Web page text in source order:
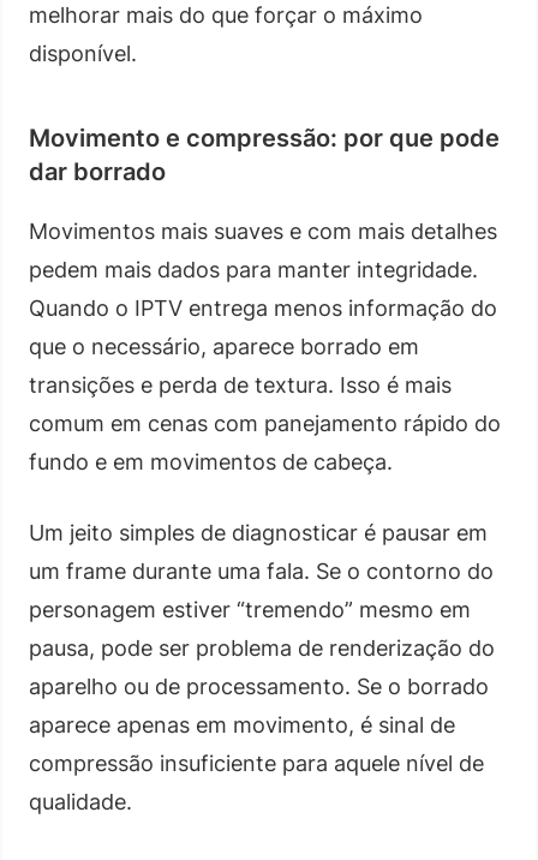
melhorar mais do que forçar o máximo
disponível.
Movimento e compressão: por que pode
dar borrado
Movimentos mais suaves e com mais detalhes
pedem mais dados para manter integridade.
Quando o IPTV entrega menos informação do
que o necessário, aparece borrado em
transições e perda de textura. Isso é mais
comum em cenas com panejamento rápido do
fundo e em movimentos de cabeça.
Um jeito simples de diagnosticar é pausar em
um frame durante uma fala. Se o contorno do
personagem estiver “tremendo” mesmo em
pausa, pode ser problema de renderização do
aparelho ou de processamento. Se o borrado
aparece apenas em movimento, é sinal de
compressão insuficiente para aquele nível de
qualidade.